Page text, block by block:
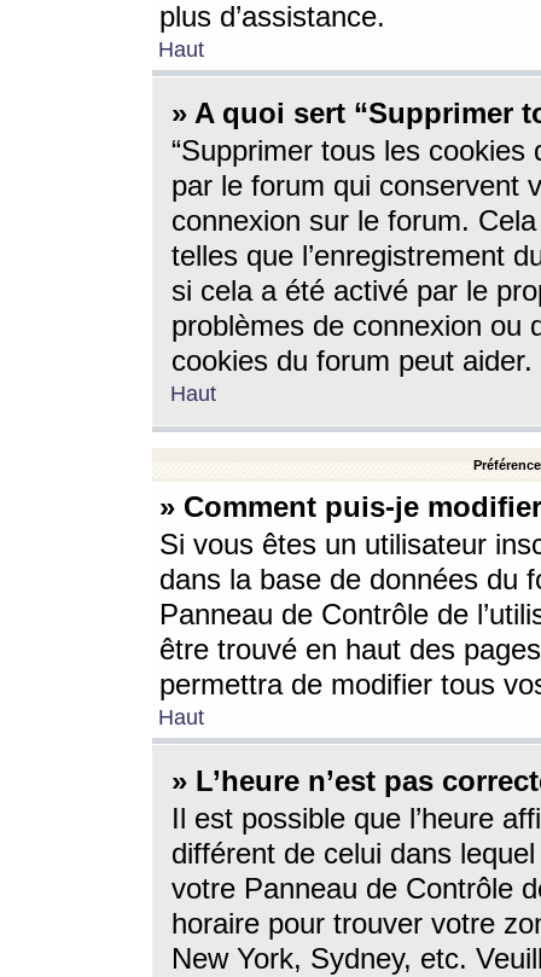
plus d’assistance.
Haut
» A quoi sert “Supprimer
“Supprimer tous les cookies
par le forum qui conservent
connexion sur le forum.
telles que l’enregistrement
si cela a été activé par le
problèmes de connexion ou
cookies du forum peut aider.
Haut
» Comment puis-je
Si vous êtes un utilisateur
dans la base de données du
Panneau de Contrôle de
être trouvé en haut des
permettra de modifier tous
Haut
» L’heure n’est pas
Il est possible que l’heure
différent de celui dans
votre Panneau de Contrôle
horaire pour trouver votre
New York, Sydney, etc.